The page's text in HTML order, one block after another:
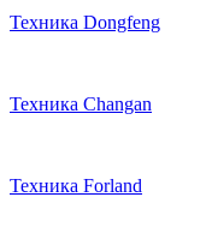
Техника Dongfeng
Техника Changan
Техника Forland